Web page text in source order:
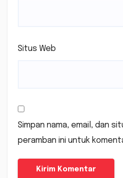
Situs Web
Simpan nama, email, dan
peramban ini untuk